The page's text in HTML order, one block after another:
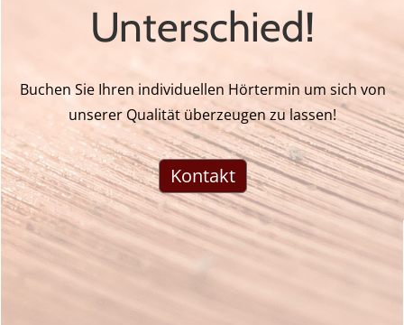
Unterschied!
Buchen Sie Ihren individuellen Hörtermin um sich von
unserer Qualität überzeugen zu lassen!
Kontakt